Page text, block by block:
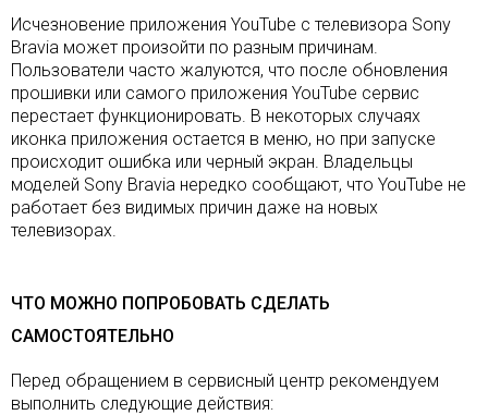
Исчезновение приложения YouTube с телевизора Sony
Bravia может произойти по разным причинам.
Пользователи часто жалуются, что после обновления
прошивки или самого приложения YouTube сервис
перестает функционировать. В некоторых случаях
иконка приложения остается в меню, но при запуске
происходит ошибка или черный экран. Владельцы
моделей Sony Bravia нередко сообщают, что YouTube не
работает без видимых причин даже на новых
телевизорах.
ЧТО МОЖНО ПОПРОБОВАТЬ СДЕЛАТЬ
САМОСТОЯТЕЛЬНО
Перед обращением в сервисный центр рекомендуем
выполнить следующие действия: